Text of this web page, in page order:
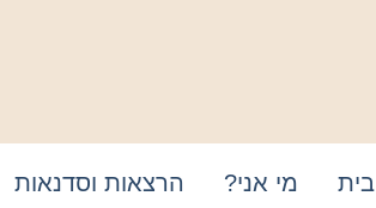
בית מי אני? הרצאות וסדנאות